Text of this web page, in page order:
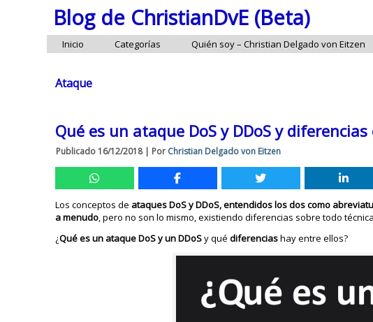
Blog de ChristianDvE (Beta)
Inicio Categorías Quién soy – Christian Delgado von Eitzen
Ataque
Qué es un ataque DoS y DDoS y diferencias
Publicado16/12/2018| Por Christian Delgado von Eitzen
Los conceptos de ataques DoS y DDoS, entendidos los dos como
a menudo, pero no son lo mismo, existiendo diferencias sobre todo
¿Qué es un ataque DoS y un DDoSy quédiferenciashay entre ellos?